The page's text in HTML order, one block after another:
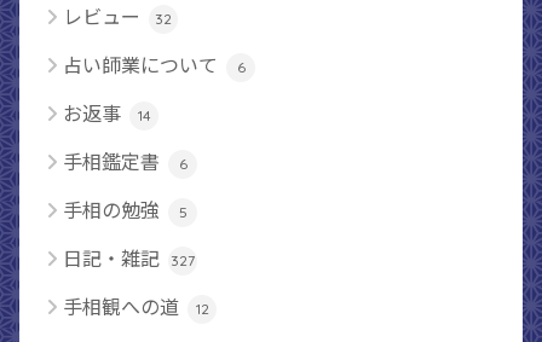
レビュー 32
占い師業について 6
お返事 14
手相鑑定書 6
手相の勉強 5
日記・雑記 327
手相観への道 12